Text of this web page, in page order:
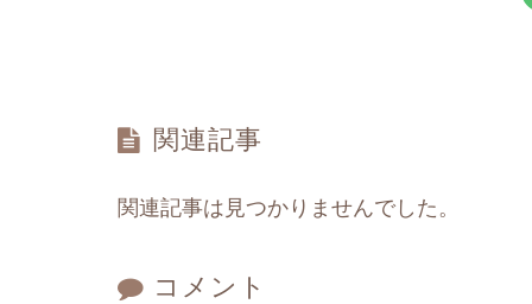
関連記事
関連記事は見つかりませんでした。
コメント